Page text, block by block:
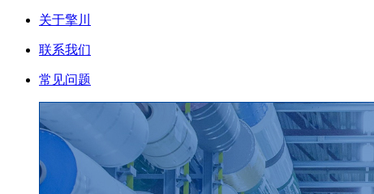
关于擎川
联系我们
常见问题